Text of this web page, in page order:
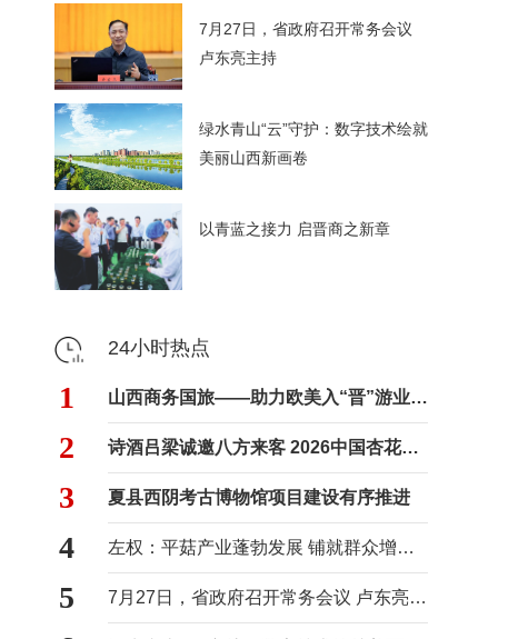
7月27日，省政府召开常务会议
卢东亮主持
绿水青山“云”守护：数字技术绘就
美丽山西新画卷
以青蓝之接力 启晋商之新章
24小时热点
1 山西商务国旅——助力欧美入“晋”游业务进入快车道
2 诗酒吕梁诚邀八方来客 2026中国杏花村国际酒业博览会将于8月29日至31日举办
3 夏县西阴考古博物馆项目建设有序推进
4 左权：平菇产业蓬勃发展 铺就群众增收致富路
5 7月27日，省政府召开常务会议 卢东亮主持